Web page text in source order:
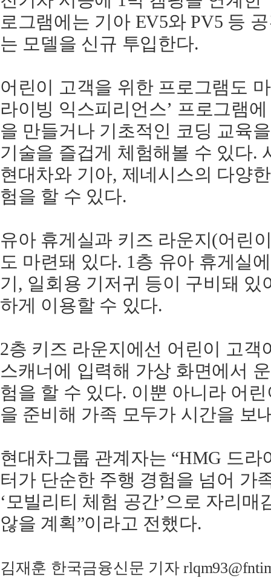
로그램에는 기아 EV5와 PV5 등
는 모델을 신규 투입한다.
어린이 고객을 위한 프로그램도
라이빙 익스피리언스’ 프로그램
을 만들거나 기초적인 코딩 교육
기술을 즐겁게 체험해볼 수 있다.
현대차와 기아, 제네시스의 다양
험을 할 수 있다.
유아 휴게실과 키즈 라운지(어린
도 마련돼 있다. 1층 유아 휴게실
기, 일회용 기저귀 등이 구비돼 있
하게 이용할 수 있다.
2층 키즈 라운지에선 어린이 고객
스캐너에 입력해 가상 화면에서
험을 할 수 있다. 이뿐 아니라 어
을 준비해 가족 모두가 시간을 보
현대차그룹 관계자는 “HMG 드
터가 단순한 주행 경험을 넘어 가
‘모빌리티 체험 공간’으로 자리
않을 계획”이라고 전했다.
김재훈 한국금융신문 기자